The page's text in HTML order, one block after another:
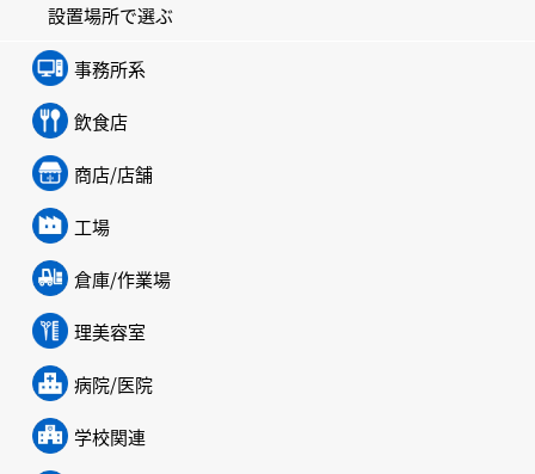
設置場所で選ぶ
事務所系
飲食店
商店/店舗
工場
倉庫/作業場
理美容室
病院/医院
学校関連